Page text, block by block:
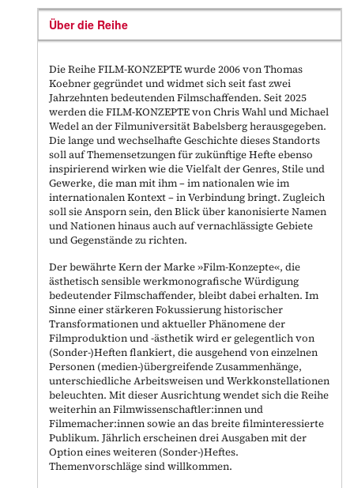
Über die Reihe
Die Reihe FILM-KONZEPTE wurde 2006 von Thomas
Koebner gegründet und widmet sich seit fast zwei
Jahrzehnten bedeutenden Filmschaffenden. Seit 2025
werden die FILM-KONZEPTE von Chris Wahl und Michael
Wedel an der Filmuniversität Babelsberg herausgegeben.
Die lange und wechselhafte Geschichte dieses Standorts
soll auf Themensetzungen für zukünftige Hefte ebenso
inspirierend wirken wie die Vielfalt der Genres, Stile und
Gewerke, die man mit ihm – im nationalen wie im
internationalen Kontext – in Verbindung bringt. Zugleich
soll sie Ansporn sein, den Blick über kanonisierte Namen
und Nationen hinaus auch auf vernachlässigte Gebiete
und Gegenstände zu richten.
Der bewährte Kern der Marke »Film-Konzepte«, die
ästhetisch sensible werkmonografische Würdigung
bedeutender Filmschaffender, bleibt dabei erhalten. Im
Sinne einer stärkeren Fokussierung historischer
Transformationen und aktueller Phänomene der
Filmproduktion und -ästhetik wird er gelegentlich von
(Sonder-)Heften flankiert, die ausgehend von einzelnen
Personen (medien-)übergreifende Zusammenhänge,
unterschiedliche Arbeitsweisen und Werkkonstellationen
beleuchten. Mit dieser Ausrichtung wendet sich die Reihe
weiterhin an Filmwissenschaftler:innen und
Filmemacher:innen sowie an das breite filminteressierte
Publikum. Jährlich erscheinen drei Ausgaben mit der
Option eines weiteren (Sonder-)Heftes.
Themenvorschläge sind willkommen.